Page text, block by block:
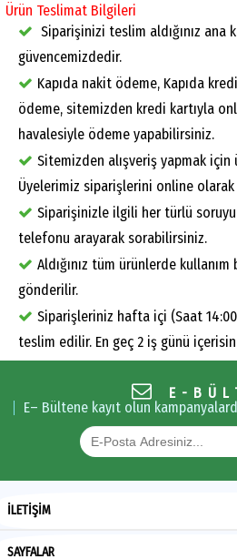
Ürün Teslimat Bilgileri
Siparişinizi teslim aldığınız ana
güvencemizdedir.
Kapıda nakit ödeme, Kapıda
ödeme, sitemizden kredi kartıyla
havalesiyle ödeme yapabilirsiniz.
Sitemizden alışveriş yapmak
Üyelerimiz siparişlerini online
Siparişinizle ilgili her türlü soruyu
telefonu arayarak sorabilirsiniz.
Aldığınız tüm ürünlerde
gönderilir.
Siparişleriniz hafta içi (Saat
teslim edilir. En geç 2 iş günü
E-
E– Bültene kayıt olun
İLETİŞİM
SAYFALAR